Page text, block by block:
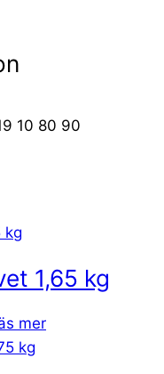
10 80 90
1,65 kg
mer